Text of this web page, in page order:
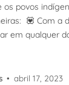
os povos
💟 Com a
em qualquer
• abril 17, 2023